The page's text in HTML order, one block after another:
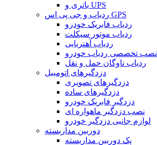
باتری و UPS
ردیاب و جی پی اس GPS
ردیاب فابریک خودرو
ردیاب موتور سیکلت
ردیاب آهنربایی
نصب تخصصی ردیاب خودرو
ردیاب ناوگان حمل و نقل
دزدگیرهای اتومبیل
دزدگیرهای تصویری
دزدگیرهای ساده
دزدگیر فابریک خودرو
نصب دزدگیر ماهواره ای
لوازم جانبی دزدگیر خودرو
دوربین مداربسته
پک دوربین مداربسته